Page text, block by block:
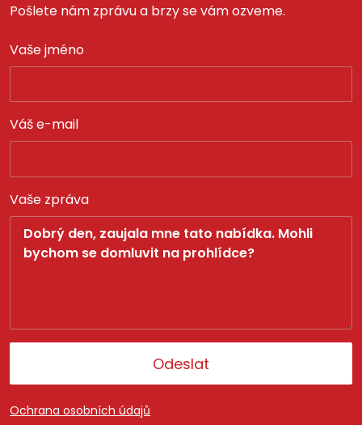
Pošlete nám zprávu a brzy se vám ozveme.
Vaše jméno
Váš e-mail
Vaše zpráva
Odeslat
Ochrana osobních údajů